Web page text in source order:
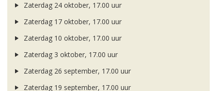
Zaterdag 24 oktober, 17.00 uur
Zaterdag 17 oktober, 17.00 uur
Zaterdag 10 oktober, 17.00 uur
Zaterdag 3 oktober, 17.00 uur
Zaterdag 26 september, 17.00 uur
Zaterdag 19 september, 17.00 uur